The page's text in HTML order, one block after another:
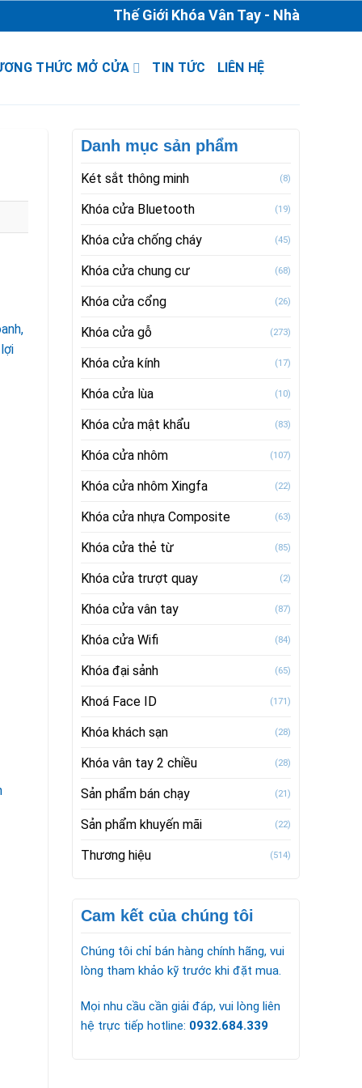
Thế Giới Khóa Vân Tay - Nhà Phân Phối
THỨC MỞ CỬA TIN TỨC LIÊN HỆ
Danh mục sản phẩm
Két sắt thông minh (8)
Khóa cửa Bluetooth (19)
Khóa cửa chống cháy (45)
Khóa cửa chung cư (68)
Khóa cửa cổng (26)
Khóa cửa gỗ (273)
Khóa cửa kính (17)
Khóa cửa lùa (10)
Khóa cửa mật khẩu (83)
Khóa cửa nhôm (107)
Khóa cửa nhôm Xingfa (22)
Khóa cửa nhựa Composite (63)
Khóa cửa thẻ từ (85)
Khóa cửa trượt quay (2)
Khóa cửa vân tay (87)
Khóa cửa Wifi (84)
Khóa đại sảnh (65)
Khoá Face ID (171)
Khóa khách sạn (28)
Khóa vân tay 2 chiều (28)
Sản phẩm bán chạy (21)
Sản phẩm khuyến mãi (22)
Thương hiệu (514)
Cam kết của chúng tôi
Chúng tôi chỉ bán hàng chính hãng, vui
lòng tham khảo kỹ trước khi đặt mua.
Mọi nhu cầu cần giải đáp, vui lòng liên
hệ trực tiếp hotline: 0932.684.339